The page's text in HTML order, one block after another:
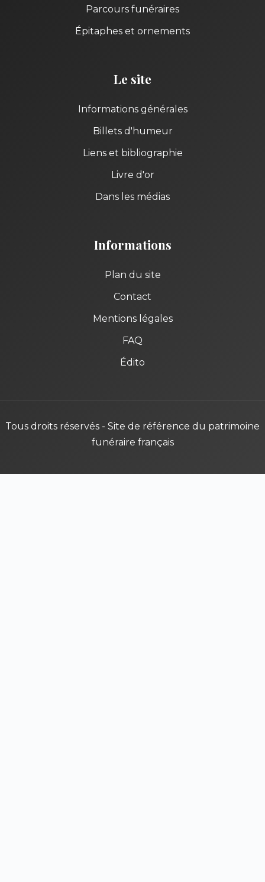
Parcours funéraires
Épitaphes et ornements
Le site
Informations générales
Billets d'humeur
Liens et bibliographie
Livre d'or
Dans les médias
Informations
Plan du site
Contact
Mentions légales
FAQ
Édito
Tous droits réservés - Site de référence du patrimoine
funéraire français